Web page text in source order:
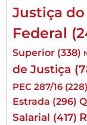
Justiça
Federal
Superior (338)
de Justiça
PEC 287/16 (228)
Estrada (296)
Salarial (417)